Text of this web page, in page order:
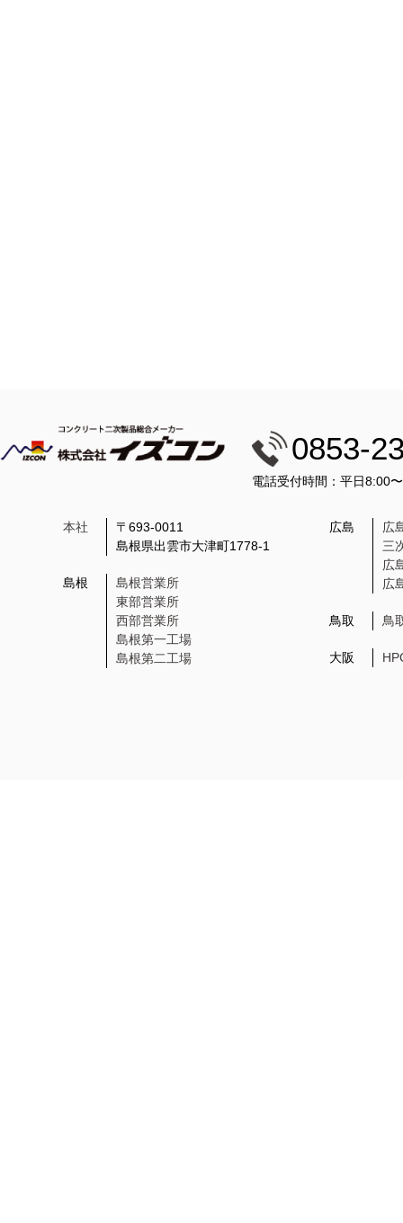
0853-
電話受付時間：平日8:00
本社
〒693-0011
島根県出雲市大津町1778-1
島根
島根営業所
東部営業所
西部営業所
島根第一工場
島根第二工場
広島
広
三
広
広
鳥取 鳥
大阪